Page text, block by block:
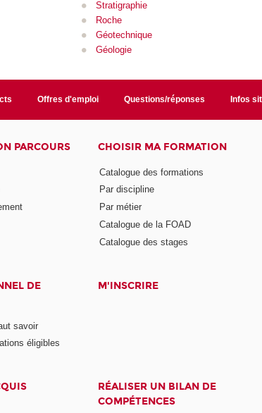
Stratigraphie
Roche
Géotechnique
Géologie
Offres d'emploi Questions/réponses Infos
PARCOURS CHOISIR MA FORMATION
Catalogue des formations
Par discipline
Par métier
Catalogue de la FOAD
Catalogue des stages
DE
savoir
éligibles
M'INSCRIRE
RÉALISER UN BILAN DE
COMPÉTENCES